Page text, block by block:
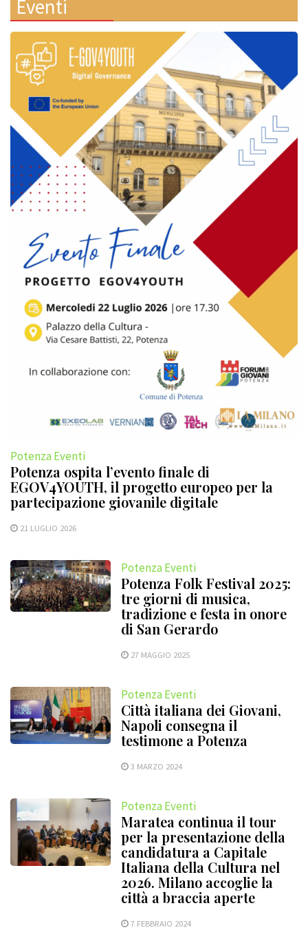
Eventi
Potenza Eventi
Potenza ospita l’evento finale di
EGOV4YOUTH, il progetto europeo per la
partecipazione giovanile digitale
21 LUGLIO 2026
Potenza Eventi
Potenza Folk Festival 2025:
tre giorni di musica,
tradizione e festa in onore
di San Gerardo
27 MAGGIO 2025
Potenza Eventi
Città italiana dei Giovani,
Napoli consegna il
testimone a Potenza
3 MARZO 2024
Potenza Eventi
Maratea continua il tour
per la presentazione della
candidatura a Capitale
Italiana della Cultura nel
2026. Milano accoglie la
città a braccia aperte
7 FEBBRAIO 2024